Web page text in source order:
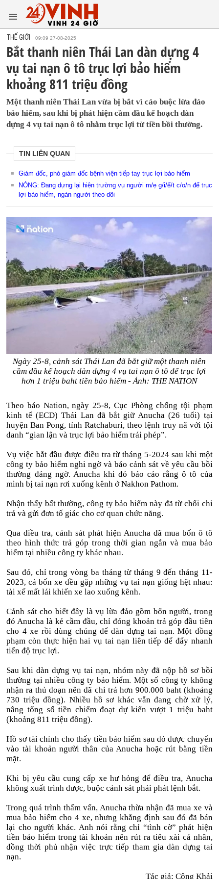
THẾ GIỚI 09:09 27-08-2025
Bắt thanh niên Thái Lan dàn dựng 4
vụ tai nạn ô tô trục lợi bảo hiểm
khoảng 811 triệu đồng
Một thanh niên Thái Lan vừa bị bắt vì cáo buộc lừa đảo
bảo hiểm, sau khi bị phát hiện cầm đầu kế hoạch dàn
dựng 4 vụ tai nạn ô tô nhằm trục lợi từ tiền bồi thường.
TIN LIÊN QUAN
Giám đốc, phó giám đốc bệnh viện tiếp tay trục lợi bảo hiểm
NÓNG: Đang dựng lại hiện trường vụ người m/ẹ g/i/ế/t c/o/n để trục
lợi bảo hiểm, ngàn người theo dõi
Ngày 25-8, cảnh sát Thái Lan đã bắt giữ một thanh niên
cầm đầu kế hoạch dàn dựng 4 vụ tai nạn ô tô để trục lợi
hơn 1 triệu baht tiền bảo hiểm - Ảnh: THE NATION
Theo báo Nation, ngày 25-8, Cục Phòng chống tội phạm
kinh tế (ECD) Thái Lan đã bắt giữ Anucha (26 tuổi) tại
huyện Ban Pong, tỉnh Ratchaburi, theo lệnh truy nã với tội
danh “gian lận và trục lợi bảo hiểm trái phép”.
Vụ việc bắt đầu được điều tra từ tháng 5-2024 sau khi một
công ty bảo hiểm nghi ngờ và báo cảnh sát về yêu cầu bồi
thường đáng ngờ. Anucha khi đó báo cáo rằng ô tô của
mình bị tai nạn rơi xuống kênh ở Nakhon Pathom.
Nhận thấy bất thường, công ty bảo hiểm này đã từ chối chi
trả và gửi đơn tố giác cho cơ quan chức năng.
Qua điều tra, cảnh sát phát hiện Anucha đã mua bốn ô tô
theo hình thức trả góp trong thời gian ngắn và mua bảo
hiểm tại nhiều công ty khác nhau.
Sau đó, chỉ trong vòng ba tháng từ tháng 9 đến tháng 11-
2023, cả bốn xe đều gặp những vụ tai nạn giống hệt nhau:
tài xế mất lái khiến xe lao xuống kênh.
Cảnh sát cho biết đây là vụ lừa đảo gồm bốn người, trong
đó Anucha là kẻ cầm đầu, chỉ đóng khoản trả góp đầu tiên
cho 4 xe rồi dùng chúng để dàn dựng tai nạn. Một đồng
phạm còn thực hiện hai vụ tai nạn liên tiếp để đẩy nhanh
tiến độ trục lợi.
Sau khi dàn dựng vụ tai nạn, nhóm này đã nộp hồ sơ bồi
thường tại nhiều công ty bảo hiểm. Một số công ty không
nhận ra thủ đoạn nên đã chi trả hơn 900.000 baht (khoảng
730 triệu đồng). Nhiều hồ sơ khác vẫn đang chờ xử lý,
nâng tổng số tiền chiếm đoạt dự kiến vượt 1 triệu baht
(khoảng 811 triệu đồng).
Hồ sơ tài chính cho thấy tiền bảo hiểm sau đó được chuyển
vào tài khoản người thân của Anucha hoặc rút bằng tiền
mặt.
Khi bị yêu cầu cung cấp xe hư hỏng để điều tra, Anucha
không xuất trình được, buộc cảnh sát phải phát lệnh bắt.
Trong quá trình thẩm vấn, Anucha thừa nhận đã mua xe và
mua bảo hiểm cho 4 xe, nhưng khẳng định sau đó đã bán
lại cho người khác. Anh nói rằng chỉ “tình cờ” phát hiện
tiền bảo hiểm trong tài khoản nên rút ra tiêu xài cá nhân,
đồng thời phủ nhận việc trực tiếp tham gia dàn dựng tai
nạn.
Tác giả: Công Khải